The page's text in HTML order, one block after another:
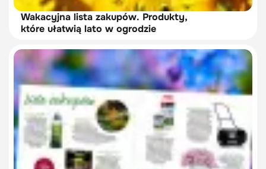
Wakacyjna lista zakupów. Produkty,
które ułatwią lato w ogrodzie